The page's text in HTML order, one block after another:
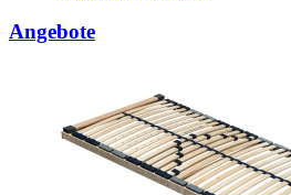
Angebote